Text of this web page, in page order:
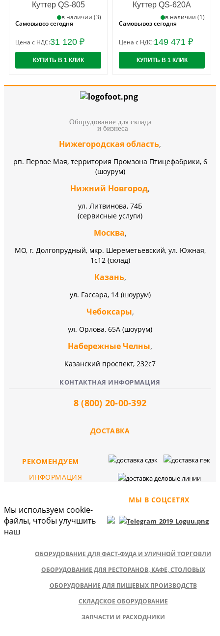
Куттер QS-805
в наличии (3)
Самовывоз сегодня
Цена с НДС:31 120 ₽
КУПИТЬ В 1 КЛИК
Куттер QS-620A
в наличии (1)
Самовывоз сегодня
Цена с НДС:149 471 ₽
КУПИТЬ В 1 КЛИК
Оборудование для склада
и бизнеса
Нижегородская область,
рп. Первое Мая, территория Промзона Птицефабрики, 6
(шоурум)
Нижний Новгород,
ул. Литвинова, 74Б
(сервисные услуги)
Москва,
МО, г. Долгопрудный, мкр. Шереметьевский, ул. Южная,
1с12 (склад)
Казань,
ул. Гассара, 14 (шоурум)
Чебоксары,
ул. Орлова, 65А (шоурум)
Набережные Челны,
Казанский проспект, 232c7
КОНТАКТНАЯ ИНФОРМАЦИЯ
8 (800) 20-00-392
ДОСТАВКА
МЫ В СОЦСЕТЯХ
РЕКОМЕНДУЕМ
ОБОРУДОВАНИЕ ДЛЯ ФАСТ-ФУДА И УЛИЧНОЙ ТОРГОВЛИ
ОБОРУДОВАНИЕ ДЛЯ РЕСТОРАНОВ, КАФЕ, СТОЛОВЫХ
ОБОРУДОВАНИЕ ДЛЯ ПИЩЕВЫХ ПРОИЗВОДСТВ
СКЛАДСКОЕ ОБОРУДОВАНИЕ
ЗАПЧАСТИ И РАСХОДНИКИ
ИНФОРМАЦИЯ
Мы используем cookie-
файлы, чтобы улучшить
наш